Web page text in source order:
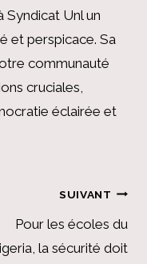
Syndicat Unl un
et perspicace. Sa
communauté
cruciales,
éclairée et
SUIVANT
Pour les écoles du
la sécurité doit